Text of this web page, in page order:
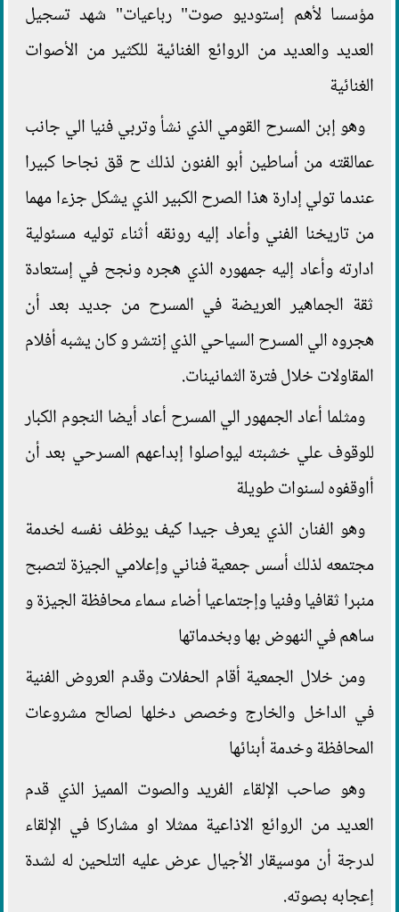
مؤسسا لأهم إستوديو صوت" رباعيات" شهد تسجيل
العديد والعديد من الروائع الغنائية للكثير من الأصوات
الغنائية
وهو إبن المسرح القومي الذي نشأ وتربي فنيا الي جانب
عمالقته من أساطين أبو الفنون لذلك ح قق نجاحا كبيرا
عندما تولي إدارة هذا الصرح الكبير الذي يشكل جزءا مهما
من تاريخنا الفني وأعاد إليه رونقه أثناء توليه مسئولية
ادارته وأعاد إليه جمهوره الذي هجره ونجح في إستعادة
ثقة الجماهير العريضة في المسرح من جديد بعد أن
هجروه الي المسرح السياحي الذي إنتشر و كان يشبه أفلام
المقاولات خلال فترة الثمانينات.
ومثلما أعاد الجمهور الي المسرح أعاد أيضا النجوم الكبار
للوقوف علي خشبته ليواصلوا إبداعهم المسرحي بعد أن
أاوقفوه لسنوات طويلة
وهو الفنان الذي يعرف جيدا كيف يوظف نفسه لخدمة
مجتمعه لذلك أسس جمعية فناني وإعلامي الجيزة لتصبح
منبرا ثقافيا وفنيا وإجتماعيا أضاء سماء محافظة الجيزة و
ساهم في النهوض بها وبخدماتها
ومن خلال الجمعية أقام الحفلات وقدم العروض الفنية
في الداخل والخارج وخصص دخلها لصالح مشروعات
المحافظة وخدمة أبنائها
وهو صاحب الإلقاء الفريد والصوت المميز الذي قدم
العديد من الروائع الاذاعية ممثلا او مشاركا في الإلقاء
لدرجة أن موسيقار الأجيال عرض عليه التلحين له لشدة
إعجابه بصوته.